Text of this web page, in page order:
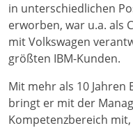
in unterschiedlichen
erworben, war u.a. als
mit Volkswagen
größten IBM-Kunden.
Mit mehr als 10 Jahren
bringt er mit der
Kompetenzbereich